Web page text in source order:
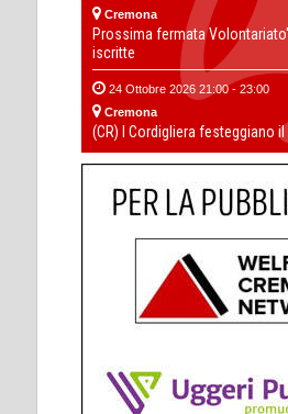
Cremona
Prossima fermata
iscritte
24 Ottobre 2026 21:00 - 23:00
Cremona
(CR) I Cordigliera festeggiano